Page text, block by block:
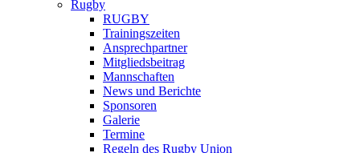
Rugby
RUGBY
Trainingszeiten
Ansprechpartner
Mitgliedsbeitrag
Mannschaften
News und Berichte
Sponsoren
Galerie
Termine
Regeln des Rugby Union